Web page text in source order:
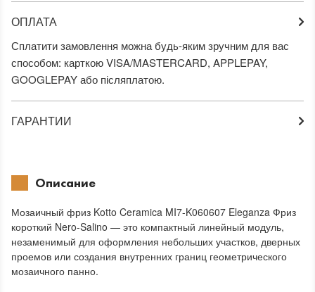
ОПЛАТА
Сплатити замовлення можна будь-яким зручним для вас
способом: карткою VISA/MASTERCARD, APPLEPAY,
GOOGLEPAY або післяплатою.
ГАРАНТИИ
Описание
Мозаичный фриз Kotto Ceramica MI7-K060607 Eleganza Фриз
короткий Nero-Salino — это компактный линейный модуль,
незаменимый для оформления небольших участков, дверных
проемов или создания внутренних границ геометрического
мозаичного панно.